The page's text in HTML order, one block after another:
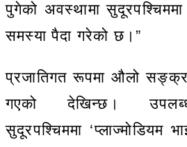
पुगेको अवस्थामा
समस्या पैदा गरेको छ।”
प्रजातिगत रूपमा औलो
गएको देखिन्छ।
सुदूरपश्चिममा ‘प्लाज्मोडियम